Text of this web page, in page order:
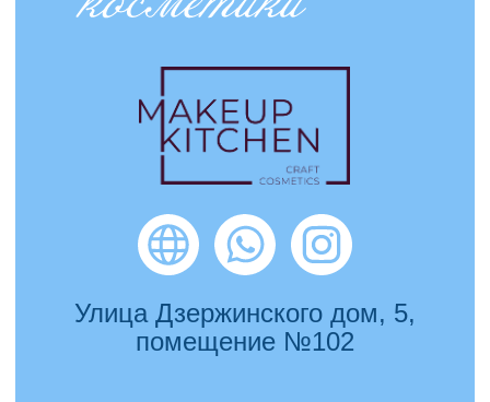
изучим массаж по триггерным
оздоровительно-классические
приемы, миофасциальные
воздействия, лимфатический
После обучения
мы предоставляем доступ
ждут 3 урока по быстрому старту
в сфере массажа (как начать
зарабатывать)